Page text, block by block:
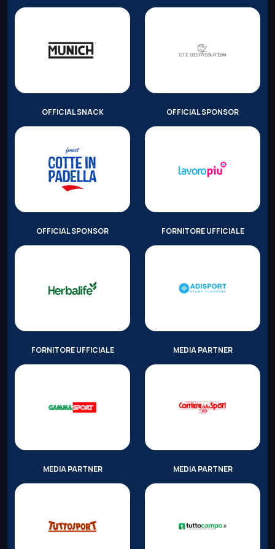
OFFICIAL SNACK OFFICIAL SPONSOR
OFFICIAL SPONSOR FORNITORE UFFICIALE
FORNITORE UFFICIALE MEDIA PARTNER
MEDIA PARTNER MEDIA PARTNER